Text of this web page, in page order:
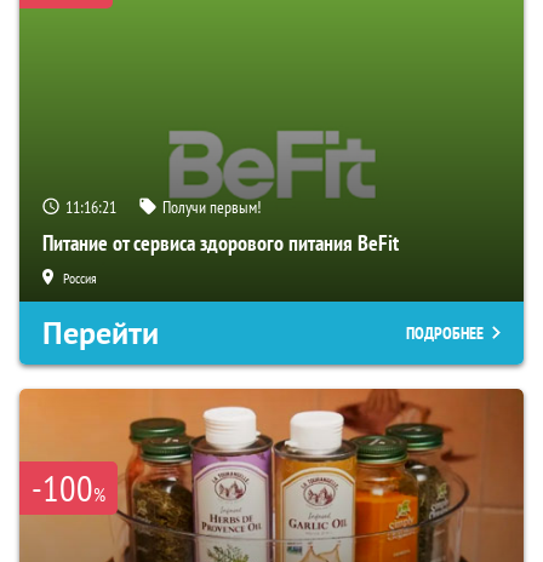
11:16:19 Получи первым!
Питание от сервиса здорового питания BeFit
Россия
Перейти ПОДРОБНЕЕ
-100%